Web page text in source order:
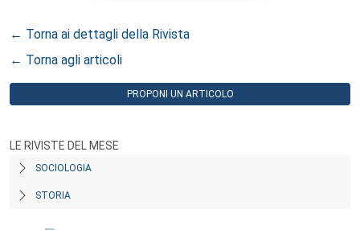
← Torna ai dettagli della Rivista
← Torna agli articoli
PROPONI UN ARTICOLO
LE RIVISTE DEL MESE
SOCIOLOGIA
STORIA